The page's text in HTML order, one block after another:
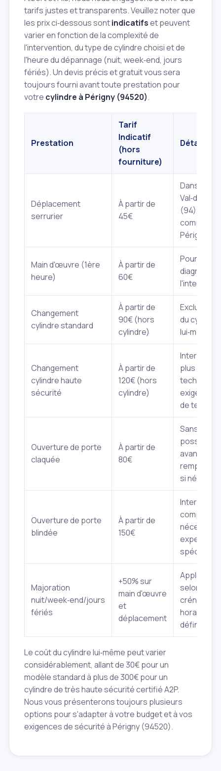
tarifs justes et transparents. Veuillez noter que
les prix ci‑dessous sontindicatifset peuvent
varier en fonction de la complexité de
l'intervention, du type de cylindre choisi et de
l'heure du dépannage (nuit, week‑end, jours
fériés). Un devis précis et gratuit vous sera
toujours fourni avant toute prestation pour
votre cylindre à Périgny (94520).
Prestation
Tarif
Indicatif
(hors
fourniture)
Détails
Déplacement
serrurier
À partir de
45€
Dans le
(94), y
compris
Périgny.
Main d'œuvre (1ère
heure)
À partir de
60€
Pour le
diagnostic
Changement
cylindre standard
À partir de
90€ (hors
cylindre)
Exclut le
du cylindre
lui‑même.
Changement
cylindre haute
sécurité
À partir de
120€ (hors
cylindre)
plus
technique,
exigeant
de temps.
Ouverture de porte
claquée
À partir de
80€
Sans
possible,
avant
si
Ouverture de porte
blindée
À partir de
150€
complexe,
nécessite
expertise
spécifique.
Majoration
nuit/week‑end/jours
fériés
+50% sur
main d'œuvre
et
déplacement
Application
selon les
créneaux
horaires
définis.
Le coût du cylindre lui‑même peut varier
considérablement, allant de 30€ pour un
modèle standard à plus de 300€ pour un
cylindre de très haute sécurité certifié A2P.
Nous vous présenterons toujours plusieurs
options pour s'adapter à votre budget et à vos
exigences de sécurité à Périgny (94520).